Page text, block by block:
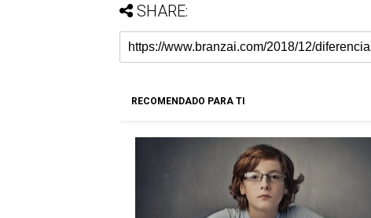
SHARE:
RECOMENDADO PARA TI